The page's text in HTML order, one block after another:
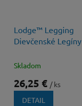
Lodge™ Legging
Dievčenské Legíny
Skladom
26,25 € / ks
DETAIL